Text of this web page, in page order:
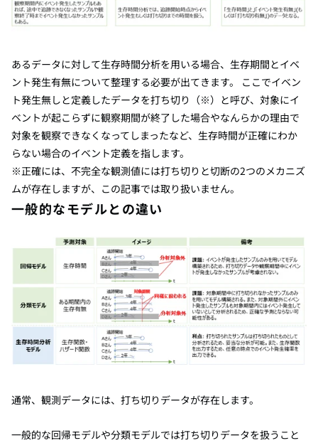
あるデータに対して生存時間分析を用いる場合、生存期間とイベ
ント発生有無について整理する必要が出てきます。 ここでイベン
ト発生無しと定義したデータを打ち切り（※）と呼び、対象にイ
ベントが起こらずに観察期間が終了した場合やなんらかの理由で
対象を観察できなくなってしまったなど、生存時間が正確にわか
らない場合のイベント定義を指します。
※正確には、不完全な観測値には打ち切りと切断の2つのメカニズ
ムが存在しますが、この記事では取り扱いません。
一般的なモデルとの違い
通常、観測データには、打ち切りデータが存在します。
一般的な回帰モデルや分類モデルでは打ち切りデータを扱うこと